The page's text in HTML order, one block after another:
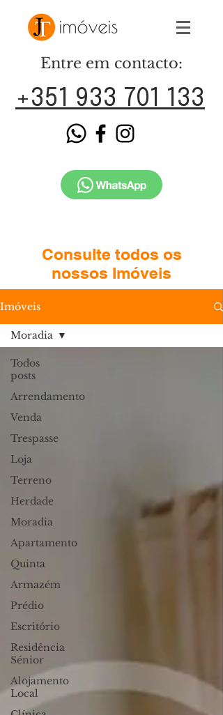
Entre em contacto:
+351 933 701 133
Consulte todos os
nossos Imóveis
Imóveis
Todos
posts
Arrendamento
Venda
Trespasse
Loja
Terreno
Herdade
Moradia
Apartamento
Quinta
Armazém
Prédio
Escritório
Residência
Sénior
Alojamento
Local
Moradia